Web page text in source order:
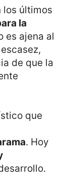
los últimos
la
es ajena al
de que la
que
. Hoy